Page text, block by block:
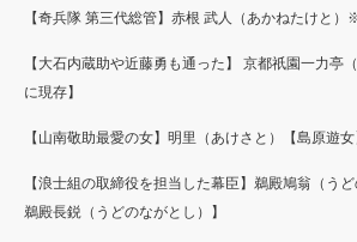
【奇兵隊 第三代総管】赤根 武人（あかねたけと）
【大石内蔵助や近藤勇も通った】 京都祇園一力亭
に現存】
【山南敬助最愛の女】明里（あけさと）【島原遊女
【浪士組の取締役を担当した幕臣】鵜殿鳩翁（う
鵜殿長鋭（うどのながとし）】